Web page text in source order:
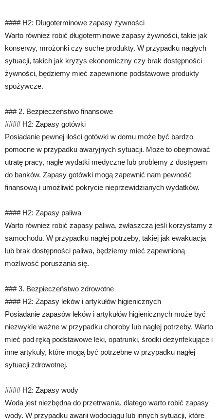
#### H2: Długoterminowe zapasy żywności
Warto również robić długoterminowe zapasy żywności, takie jak
konserwy, mrożonki czy suche produkty. W przypadku nagłych
sytuacji, takich jak kryzys ekonomiczny czy brak dostępności
żywności, będziemy mieć zapewnione podstawowe produkty
spożywcze.
### 2. Bezpieczeństwo finansowe
#### H2: Zapasy gotówki
Posiadanie pewnej ilości gotówki w domu może być bardzo
pomocne w przypadku awaryjnych sytuacji. Może to obejmować
utratę pracy, nagłe wydatki medyczne lub problemy z dostępem
do banków. Zapasy gotówki mogą zapewnić nam pewność
finansową i umożliwić pokrycie nieprzewidzianych wydatków.
#### H2: Zapasy paliwa
Warto również robić zapasy paliwa, zwłaszcza jeśli korzystamy z
samochodu. W przypadku nagłej potrzeby, takiej jak ewakuacja
lub brak dostępności paliwa, będziemy mieć zapewnioną
możliwość poruszania się.
### 3. Bezpieczeństwo zdrowotne
#### H2: Zapasy leków i artykułów higienicznych
Posiadanie zapasów leków i artykułów higienicznych może być
niezwykle ważne w przypadku choroby lub nagłej potrzeby. Warto
mieć pod ręką podstawowe leki, opatrunki, środki dezynfekujące i
inne artykuły, które mogą być potrzebne w przypadku nagłej
sytuacji zdrowotnej.
#### H2: Zapasy wody
Woda jest niezbędna do przetrwania, dlatego warto robić zapasy
wody. W przypadku awarii wodociągu lub innych sytuacji, które